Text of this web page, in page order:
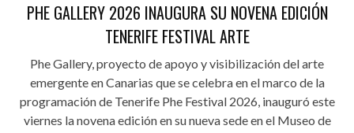
PHE GALLERY 2026 INAUGURA SU NOVENA EDICIÓN
TENERIFE FESTIVAL ARTE
Phe Gallery, proyecto de apoyo y visibilización del arte
emergente en Canarias que se celebra en el marco de la
programación de Tenerife Phe Festival 2026, inauguró este
viernes la novena edición en su nueva sede en el Museo de